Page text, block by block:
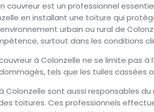
couvreur est un professionnel
en installant une toiture qui
urbain ou rural de
surtout dans les conditions
couvreur à Colonzelle ne se limite pas
tels que les tuiles cassées
Colonzelle sont aussi responsables
toitures. Ces professionnels